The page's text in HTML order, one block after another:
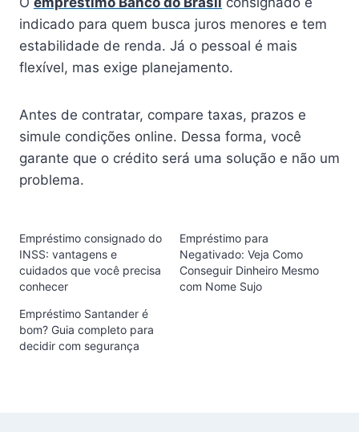
indicado para quem busca juros menores e tem
estabilidade de renda. Já o pessoal é mais
flexível, mas exige planejamento.
Antes de contratar, compare taxas, prazos e
simule condições online. Dessa forma, você
garante que o crédito será uma solução e não um
problema.
Empréstimo consignado do
INSS: vantagens e
cuidados que você precisa
conhecer
Empréstimo para
Negativado: Veja Como
Conseguir Dinheiro Mesmo
com Nome Sujo
Empréstimo Santander é
bom? Guia completo para
decidir com segurança